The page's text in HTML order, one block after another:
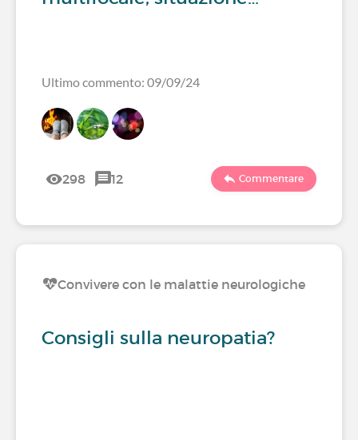
Ultimo commento: 09/09/24
298 12 Commentare
Convivere con le malattie neurologiche
Consigli sulla neuropatia?